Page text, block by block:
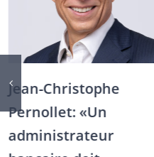
Jean-Christophe
Pernollet: «Un
administrateur